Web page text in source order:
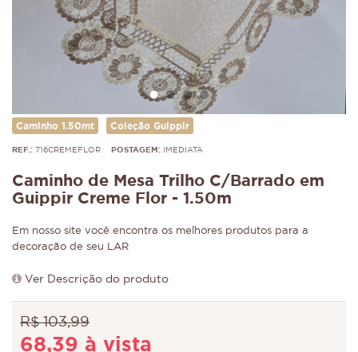
Caminho 1.50mt Coleção Guippir
REF.: 716CREMEFLOR POSTAGEM: IMEDIATA
Caminho de Mesa Trilho C/Barrado em
Guippir Creme Flor - 1.50m
Em nosso site você encontra os melhores produtos para a
decoração de seu LAR
Ver Descrição do produto
R$ 103,99
68,39 à vista